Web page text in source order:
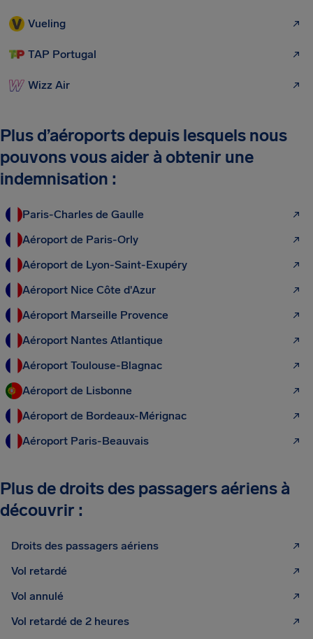
Vueling
TAP Portugal
Wizz Air
Plus d’aéroports depuis lesquels nous
pouvons vous aider à obtenir une
indemnisation :
Paris-Charles de Gaulle
Aéroport de Paris-Orly
Aéroport de Lyon-Saint-Exupéry
Aéroport Nice Côte d'Azur
Aéroport Marseille Provence
Aéroport Nantes Atlantique
Aéroport Toulouse-Blagnac
Aéroport de Lisbonne
Aéroport de Bordeaux-Mérignac
Aéroport Paris-Beauvais
Plus de droits des passagers aériens à
découvrir :
Droits des passagers aériens
Vol retardé
Vol annulé
Vol retardé de 2 heures